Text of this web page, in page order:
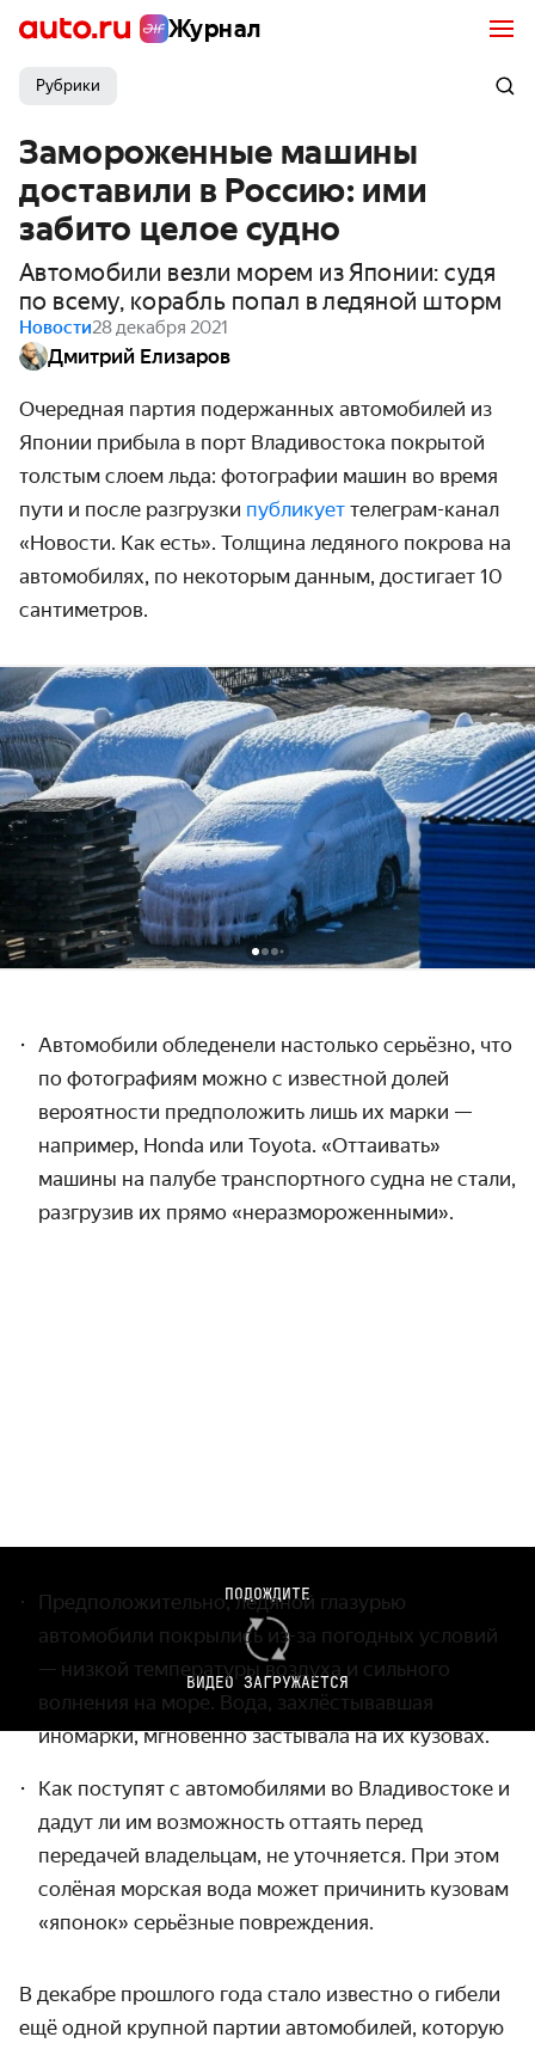
Журнал
Рубрики
Замороженные машины
доставили в Россию: ими
забито целое судно
Автомобили везли морем из Японии: судя
по всему, корабль попал в ледяной шторм
Новости28 декабря 2021
Дмитрий Елизаров
Очередная партия подержанных автомобилей из
Японии прибыла в порт Владивостока покрытой
толстым слоем льда: фотографии машин во время
пути и после разгрузки публикует телеграм-канал
«Новости. Как есть». Толщина ледяного покрова на
автомобилях, по некоторым данным, достигает 10
сантиметров.
Автомобили обледенели настолько серьёзно, что
по фото­графиям можно с известной долей
вероят­ности предположить лишь их марки —
например, Honda или Toyota. «Оттаивать»
машины на палубе транспортного судна не стали,
разгрузив их прямо «неразмороженными».
ПОДОЖДИТЕ
ВИДЕО ЗАГРУЖАЕТСЯ
Предположительно, ледяной глазурью
автомобили покрылись из-за погодных условий
— низкой температуры воздуха и сильного
волнения на море. Вода, захлёсты­вавшая
иномарки, мгновенно застывала на их кузовах.
Как поступят с автомобилями во Влади­востоке и
дадут ли им возможность оттаять перед
передачей владельцам, не уточняется. При этом
солёная морская вода может причинить кузовам
«японок» серьёзные повреждения.
В декабре прошлого года стало известно о гибели
ещё одной крупной партии автомобилей, которую